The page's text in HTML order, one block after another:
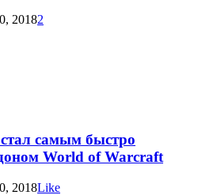
20182
самым быстро
World of Warcraft
2018Like